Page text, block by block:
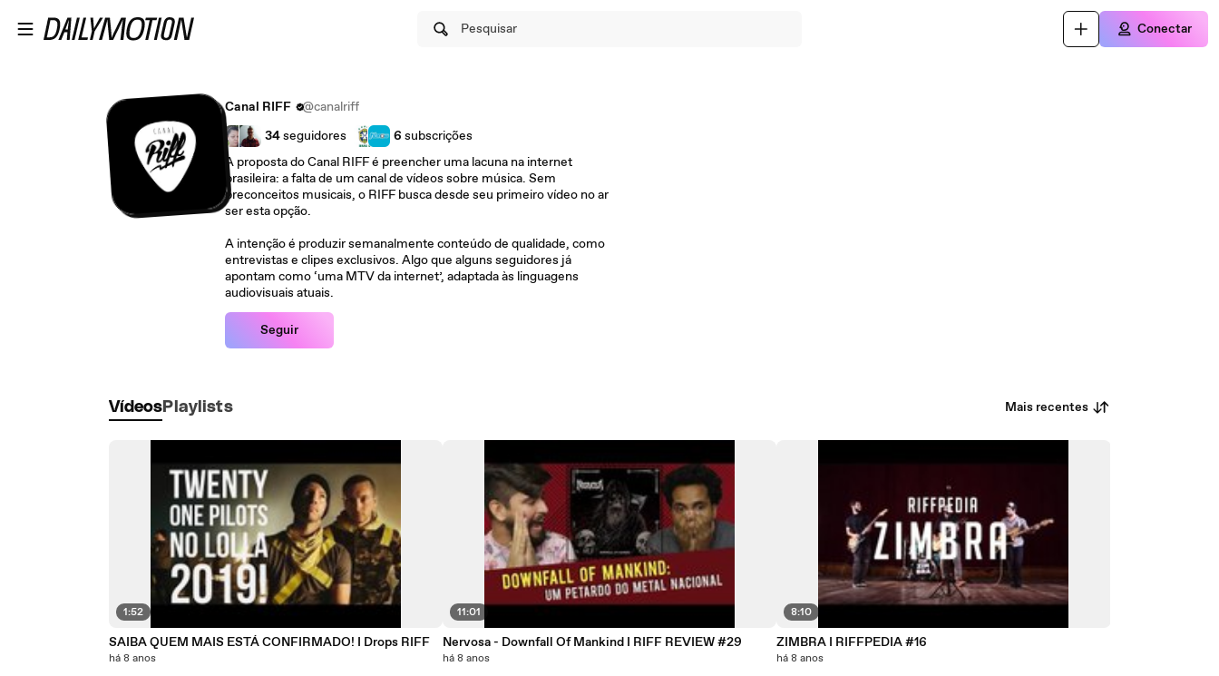
Pesquisar Conectar
Canal RIFF
@canalriff
34seguidores 6 subscrições
A proposta do Canal RIFF é preencher uma lacuna na internet
brasileira: a falta de um canal de vídeos sobre música. Sem
preconceitos musicais, o RIFF busca desde seu primeiro vídeo no ar
ser esta opção.
A intenção é produzir semanalmente conteúdo de qualidade, como
entrevistas e clipes exclusivos. Algo que alguns seguidores já
apontam como ‘uma MTV da internet’, adaptada às linguagens
audiovisuais atuais.
Seguir
Vídeos Playlists Mais recentes
1:52
SAIBA QUEM MAIS ESTÁ CONFIRMADO! I Drops RIFF
há 8 anos
11:01
Nervosa - Downfall Of Mankind I RIFF REVIEW #29
há 8 anos
8:10
ZIMBRA I RIFFPEDIA #16
há 8 anos